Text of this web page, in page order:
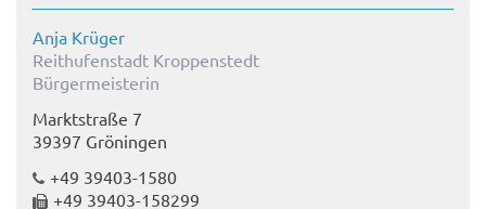
Anja Krüger
Reithufenstadt Kroppenstedt
Bürgermeisterin
Marktstraße 7
39397 Gröningen
+49 39403-1580
+49 39403-158299